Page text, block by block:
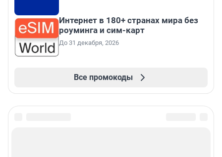
Интернет в 180+ странах мира без
роуминга и сим-карт
До 31 декабря, 2026
Все промокоды